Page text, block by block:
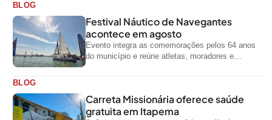
BLOG
Festival Náutico de Navegantes
acontece em agosto
Evento integra as comemorações pelos 64 anos
do município e reúne atletas, moradores e
BLOG
Carreta Missionária oferece saúde
gratuita em Itapema